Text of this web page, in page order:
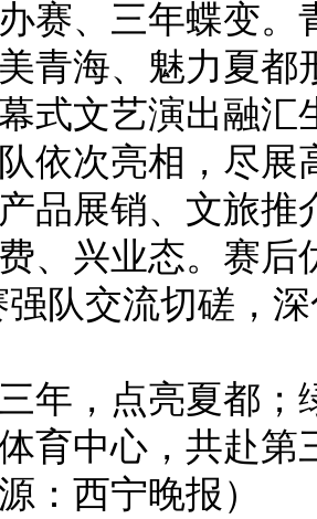
、三年蝶变。
青海、魅力夏
式文艺演出融
依次亮相，尽
品展销、文旅
、兴业态。赛后
强队交流切磋，
，点亮夏都；
育中心，共赴
西宁晚报）